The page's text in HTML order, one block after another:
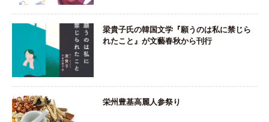
梁貴子氏の韓国文学『願うのは私に禁じら
れたこと』が文藝春秋から刊行
栄州豊基高麗人参祭り